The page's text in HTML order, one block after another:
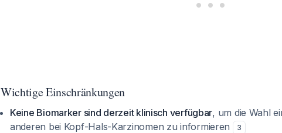
Wichtige Einschränkungen
Keine Biomarker sind derzeit klinisch verfügbar, um die Wahl
anderen bei Kopf-Hals-Karzinomen zu informieren
3